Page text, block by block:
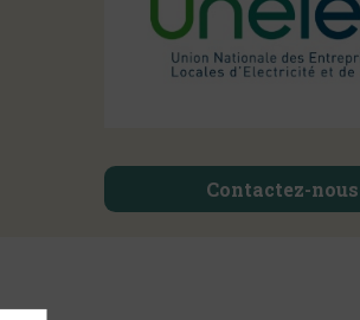
Contactez-nous